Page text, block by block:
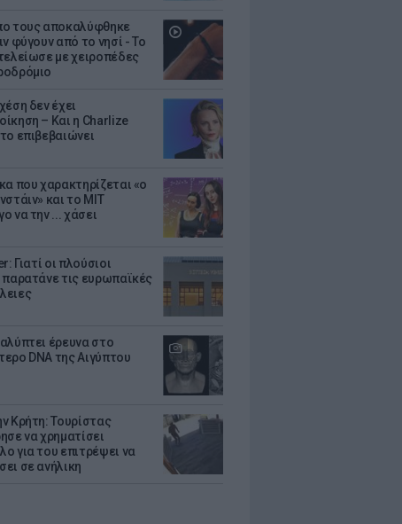
τους αποκαλύφθηκε
φύγουν από το νησί - Το
με χειροπέδες
δεν έχει
– Και η Charlize
επιβεβαιώνει
που χαρακτηρίζεται «ο
και το MIT
να την ... χάσει
Γιατί οι πλούσιοι
παρατάνε τις ευρωπαϊκές
έρευνα στο
DNA της Αιγύπτου
Κρήτη: Τουρίστας
να χρηματίσει
για του επιτρέψει να
σε ανήλικη